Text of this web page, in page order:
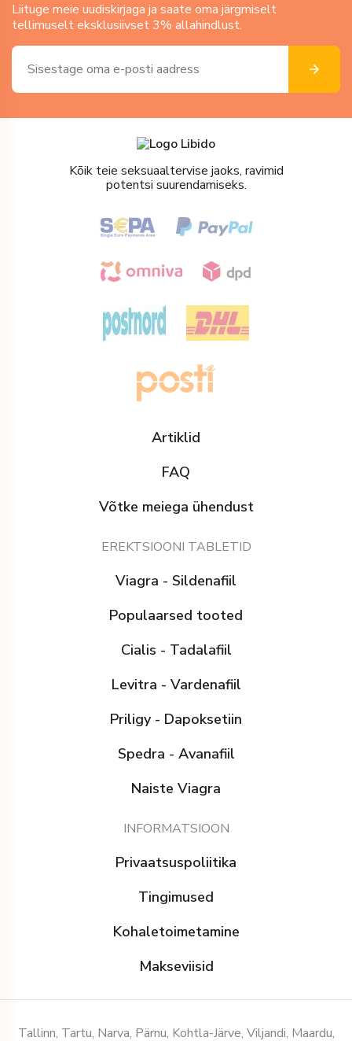
Liituge meie uudiskirjaga ja saate oma järgmiselt
tellimuselt eksklusiivset 3% allahindlust.
Kõik teie seksuaaltervise jaoks, ravimid
potentsi suurendamiseks.
Artiklid
FAQ
Võtke meiega ühendust
EREKTSIOONI TABLETID
Viagra - Sildenafiil
Populaarsed tooted
Cialis - Tadalafiil
Levitra - Vardenafiil
Priligy - Dapoksetiin
Spedra - Avanafiil
Naiste Viagra
INFORMATSIOON
Privaatsuspoliitika
Tingimused
Kohaletoimetamine
Makseviisid
Tallinn, Tartu, Narva, Pärnu, Kohtla-Järve, Viljandi, Maardu,